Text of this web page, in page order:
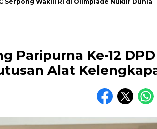
Wakili RI di Olimpiade Nuklir Dunia
Paripurna Ke-12 DPD
Alat